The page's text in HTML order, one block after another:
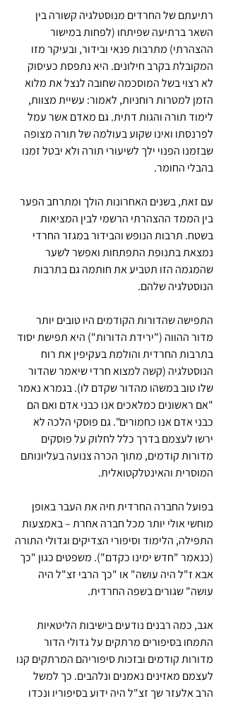
רתיעתם של החרדים מנוסטלגיה קשורה בין
השאר ברתיעה שפיתחו (לפחות במישור
ההצהרתי) מתרבות פנאי ובידור, ובעיקר מזו
המקובלת בקרב חילונים. היא נתפסת כעיסוק
לא רצוי בשל המוסכמה שחובה לנצל את מלוא
הזמן למטרות רוחניות, לאמור: עשיית מצוות,
לימוד תורה והגות דתית. גם מאדם אשר עמל
לפרנסתו ואינו שקוע בעולמה של תורה מצופה
שבזמנו הפנוי ילך לשיעורי תורה ולא יבטל זמנו
בהבלי החומר.
עם זאת, בשנים האחרונות הולך ומתרחב הפער
בין הממד ההצהרתי הרשמי לבין המציאות
בשטח. תרבות הנופש והבידור במגזר החרדי
נמצאת בתנופת התפתחות ואפשר לשער
שהמגמה הזו תטביע את חותמה גם בתרבות
הנוסטלגיה שלהם.
התפישה שהדורות הקודמים היו טובים יותר
מדור ההווה ("ירידת הדורות") היא תפישת יסוד
בתרבות החרדית והולמת בעקיפין את רוח
הנוסטלגיה (קשה למצוא חרדי שיאמר שהדור
שלו טוב במשהו מהדור שקדם לו). בגמרא נאמר
"אם ראשונים כמלאכים אנו כבני אדם ואם הם
כבני אדם אנו כחמורים". גם פוסקי הלכה לא
ירשו לעצמם בדרך כלל לחלוק על פוסקים
מדורות קודמים, מתוך הכרה צנועה בעליונותם
המוסרית והאינטלקטואלית.
בפועל החברה החרדית חיה את העבר באופן
מוחשי אולי יותר מכל חברה אחרת – באמצעות
התפילה, הלימוד וסיפורי הצדיקים וגדולי התורה
(כנאמר "חדש ימינו כקדם"). משפטים כגון "כך
אבא ז"ל היה עושה" או "כך הרבי זצ"ל היה
עושה" שגורים בשפה החרדית.
אגב, כמה רבנים נודעים בישיבות הליטאיות
התמחו בסיפורים מרתקים על גדולי הדור
מדורות קודמים ובזכות סיפוריהם המרתקים קנו
לעצמם מאזינים נאמנים ונלהבים. כך למשל
הרב אלעזר שך זצ"ל היה ידוע בסיפוריו ונכדו